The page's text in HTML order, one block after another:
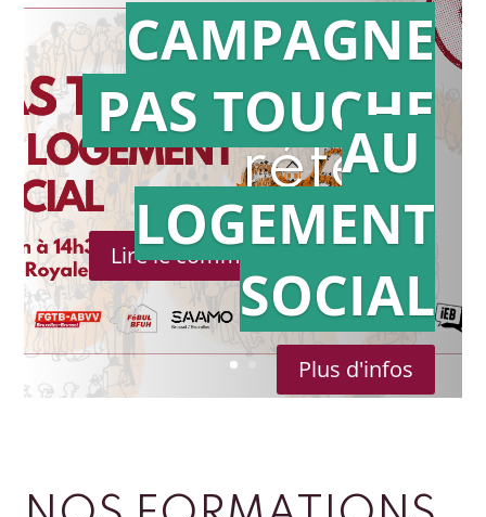
Action en
référé
Lire le communiqué de presse
CAMPAGNE
PAS TOUCHE
AU
LOGEMENT
SOCIAL
Plus d'infos